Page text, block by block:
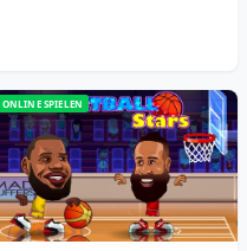
ONLINE SPIELEN